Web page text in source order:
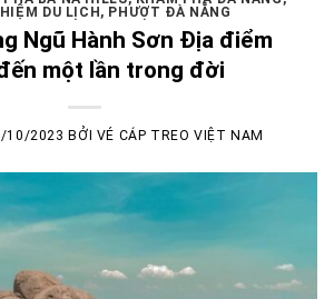
DU LỊCH , PHƯỢT ĐÀ NẴNG
Ngũ Hành Sơn Địa điểm
một lần trong đời
10/2023 BỞI VÉ CÁP TREO VIỆT NAM